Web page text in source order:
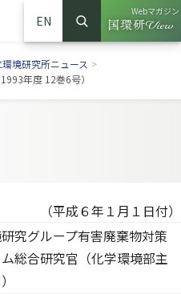
EN
サイト内検索
検索
Webマガジン
（別ウイ
環境研究所ニュース >
年度 12巻6号）
（平成６年１月１日付）
究グループ有害廃棄物対策
総合研究官（化学環境部主